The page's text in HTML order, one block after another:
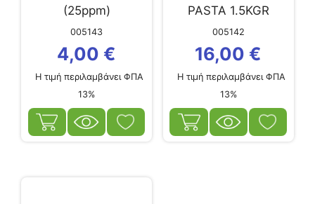
(25ppm)
005143
4,00 €
Η τιμή περιλαμβάνει ΦΠΑ
13%
PASTA 1.5KGR
50ppm
005142
16,00 €
Η τιμή περιλαμβάνει ΦΠΑ
13%